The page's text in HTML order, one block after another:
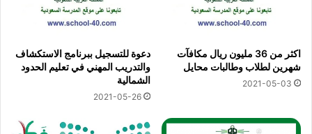
اكثر من 36 مليون ريال مكافآت
شهرين لطلاب وطالبات محايل
2021-05-03
دعوة للتسجيل ببرنامج الاستكشاف
والتدريب المهني في تعليم الحدود
الشمالية
2021-05-26